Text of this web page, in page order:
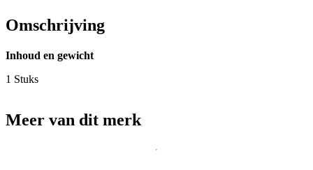
Omschrijving
Inhoud en gewicht
1 Stuks
Meer van dit merk